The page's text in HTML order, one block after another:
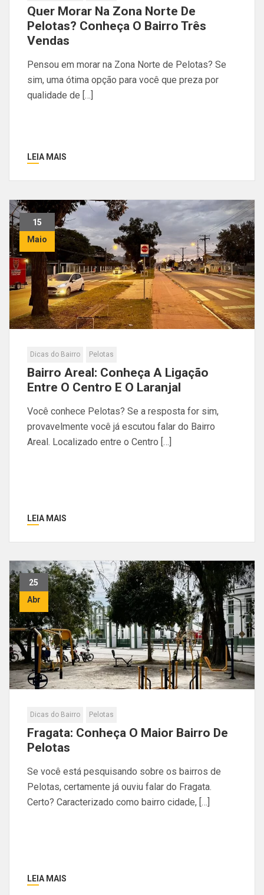
Quer Morar Na Zona Norte De
Pelotas? Conheça O Bairro Três
Vendas
Pensou em morar na Zona Norte de Pelotas? Se
sim, uma ótima opção para você que preza por
qualidade de […]
LEIA MAIS
15
Maio
Dicas do Bairro Pelotas
Bairro Areal: Conheça A Ligação
Entre O Centro E O Laranjal
Você conhece Pelotas? Se a resposta for sim,
provavelmente você já escutou falar do Bairro
Areal. Localizado entre o Centro […]
LEIA MAIS
25
Abr
Dicas do Bairro Pelotas
Fragata: Conheça O Maior Bairro De
Pelotas
Se você está pesquisando sobre os bairros de
Pelotas, certamente já ouviu falar do Fragata.
Certo? Caracterizado como bairro cidade, […]
LEIA MAIS